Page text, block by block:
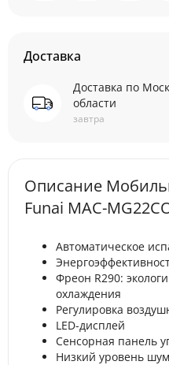
Доставка
Доставка по
области
завтра
Описание
Funai MAC-
Автоматическое
Фреон R290:
охлаждения
Регулировка
LED-дисплей
Сенсорная панель
Низкий уровень